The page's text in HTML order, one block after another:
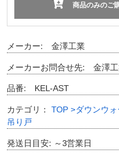
商品のみのご
メーカー: 金澤工業
メーカーお問合せ先: 金澤
品番: KEL-AST
カテゴリ： TOP >ダウンウ
吊り戸
発送日目安: ～3営業日